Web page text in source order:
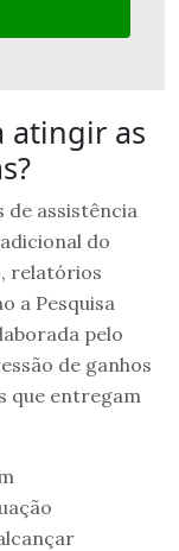
atingir as
de assistência
do
relatórios
a Pesquisa
pelo
de ganhos
que entregam